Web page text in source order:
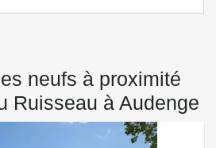
neufs à proximité
Ruisseau à Audenge